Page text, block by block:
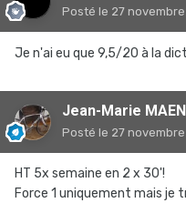
Posté le 27
Je n'ai eu que 9,5/20 à la
Jean-Marie
Posté le 27
HT 5x semaine en 2 x 30'!
Force 1 uniquement mais je